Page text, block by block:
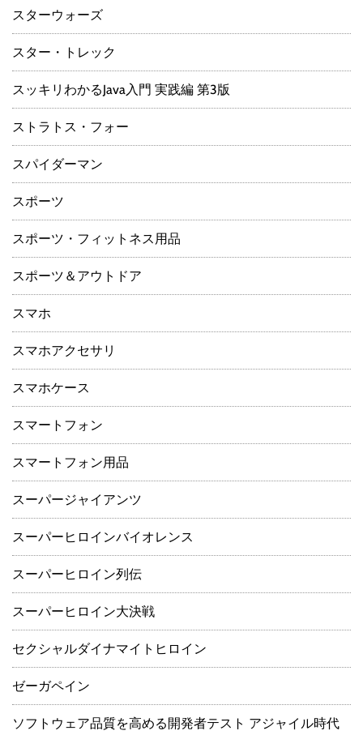
スターウォーズ
スター・トレック
スッキリわかるJava入門 実践編 第3版
ストラトス・フォー
スパイダーマン
スポーツ
スポーツ・フィットネス用品
スポーツ＆アウトドア
スマホ
スマホアクセサリ
スマホケース
スマートフォン
スマートフォン用品
スーパージャイアンツ
スーパーヒロインバイオレンス
スーパーヒロイン列伝
スーパーヒロイン大決戦
セクシャルダイナマイトヒロイン
ゼーガペイン
ソフトウェア品質を高める開発者テスト アジャイル時代